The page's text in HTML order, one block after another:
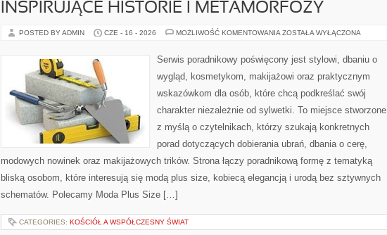
INSPIRUJĄCE HISTORIE I METAMORFOZY
POSTED BY ADMIN CZE - 16 - 2026 MOŻLIWOŚĆ KOMENTOWANIA INSPIRUJĄCE
METAMORFOZY
ZOSTAŁA WYŁĄCZONA
Serwis poradnikowy poświęcony jest stylowi, dbaniu o
wygląd, kosmetykom, makijażowi oraz praktycznym
wskazówkom dla osób, które chcą podkreślać swój
charakter niezależnie od sylwetki. To miejsce stworzone
z myślą o czytelnikach, którzy szukają konkretnych
porad dotyczących dobierania ubrań, dbania o cerę,
modowych nowinek oraz makijażowych trików. Strona łączy poradnikową formę z tematyką
bliską osobom, które interesują się modą plus size, kobiecą elegancją i urodą bez sztywnych
schematów. Polecamy Moda Plus Size […]
CATEGORIES: KOŚCIÓŁ A WSPÓŁCZESNY ŚWIAT